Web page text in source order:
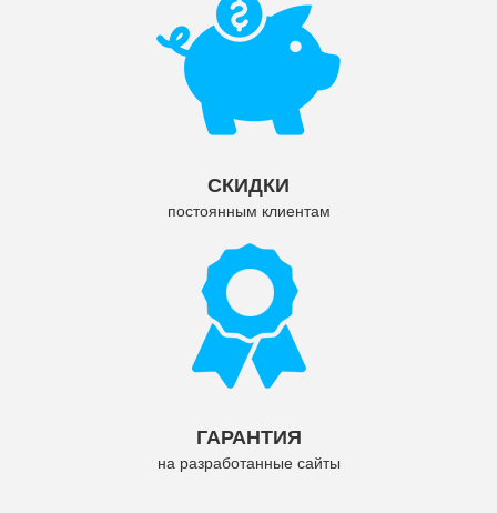
СКИДКИ
постоянным клиентам
ГАРАНТИЯ
на разработанные сайты